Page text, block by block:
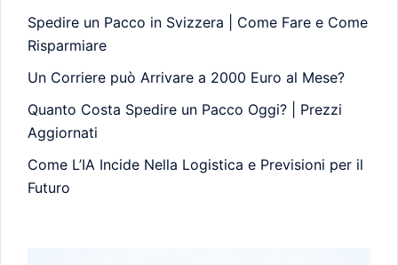
Spedire un Pacco in Svizzera | Come Fare e Come
Risparmiare
Un Corriere può Arrivare a 2000 Euro al Mese?
Quanto Costa Spedire un Pacco Oggi? | Prezzi
Aggiornati
Come L’IA Incide Nella Logistica e Previsioni per il
Futuro